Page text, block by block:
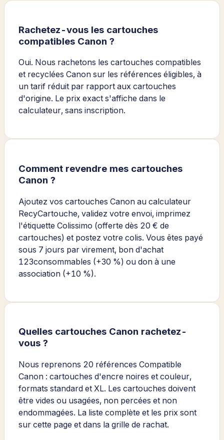
Rachetez-vous les cartouches
compatibles Canon ?
Oui. Nous rachetons les cartouches compatibles
et recyclées Canon sur les références éligibles, à
un tarif réduit par rapport aux cartouches
d'origine. Le prix exact s'affiche dans le
calculateur, sans inscription.
Comment revendre mes cartouches
Canon ?
Ajoutez vos cartouches Canon au calculateur
RecyCartouche, validez votre envoi, imprimez
l'étiquette Colissimo (offerte dès 20 € de
cartouches) et postez votre colis. Vous êtes payé
sous 7 jours par virement, bon d'achat
123consommables (+30 %) ou don à une
association (+10 %).
Quelles cartouches Canon rachetez-
vous ?
Nous reprenons 20 références Compatible
Canon : cartouches d'encre noires et couleur,
formats standard et XL. Les cartouches doivent
être vides ou usagées, non percées et non
endommagées. La liste complète et les prix sont
sur cette page et dans la grille de rachat.